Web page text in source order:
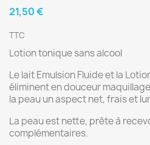
21,50 €
TTC
Lotion tonique sans alcool
Le lait Emulsion Fluide et la
éliminent en douceur
la peau un aspect net, frais et
La peau est nette, prête à
complémentaires.